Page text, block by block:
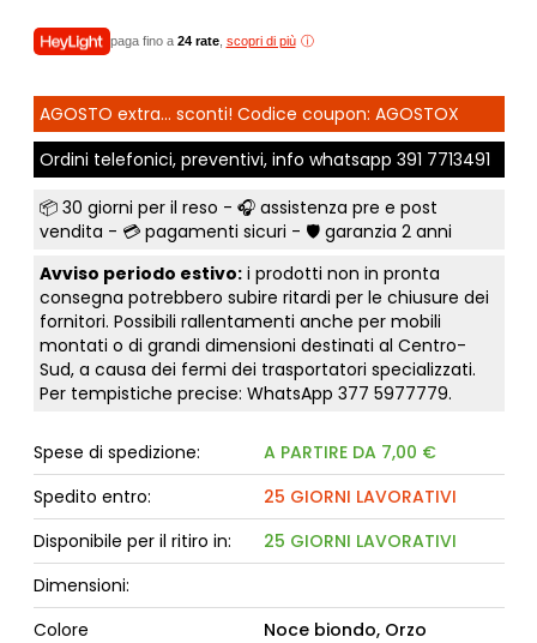
paga fino a 24 rate, scopri di più
AGOSTO extra... sconti! Codice coupon: AGOSTOX
Ordini telefonici, preventivi, info whatsapp 391 7713491
📦 30 giorni per il reso - 🎧 assistenza pre e post
vendita - 💳 pagamenti sicuri - 🛡️ garanzia 2 anni
Avviso periodo estivo:i prodotti non in pronta
consegna potrebbero subire ritardi per le chiusure dei
fornitori. Possibili rallentamenti anche per mobili
montati o di grandi dimensioni destinati al Centro-
Sud, a causa dei fermi dei trasportatori specializzati.
Per tempistiche precise: WhatsApp 377 5977779.
Spese di spedizione:
A PARTIRE DA 7,00 €
Spedito entro:
25 GIORNI LAVORATIVI
Disponibile per il ritiro in:
25 GIORNI LAVORATIVI
Dimensioni:
Colore
Noce biondo, Orzo